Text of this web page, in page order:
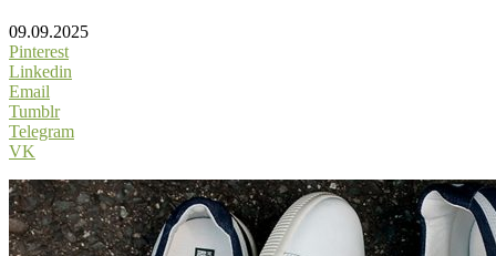
09.09.2025
Pinterest
Linkedin
Email
Tumblr
Telegram
VK